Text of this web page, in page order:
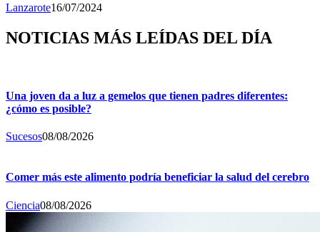
Lanzarote16/07/2024
NOTICIAS MÁS LEÍDAS DEL DÍA
Una joven da a luz a gemelos que tienen padres diferentes:
¿cómo es posible?
Sucesos08/08/2026
Comer más este alimento podría beneficiar la salud del cerebro
Ciencia08/08/2026